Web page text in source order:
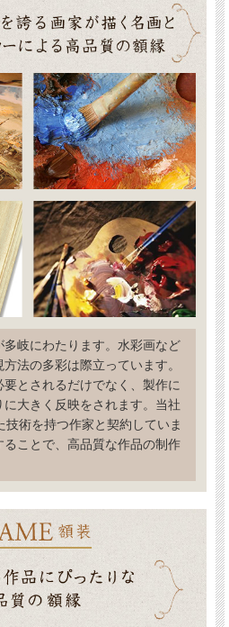
岐にわたります。水彩画など
法の多彩は際立っています。
とされるだけでなく、製作に
大きく反映をされます。当社
術を持つ作家と契約していま
ことで、高品質な作品の制作